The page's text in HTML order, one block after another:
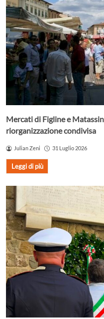
Mercati di Figline e
riorganizzazione condivisa
Julian Zeni 31 Luglio 2026
Leggi di più